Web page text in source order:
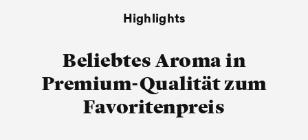
Highlights
Beliebtes Aroma in
Premium-Qualität zum
Favoritenpreis